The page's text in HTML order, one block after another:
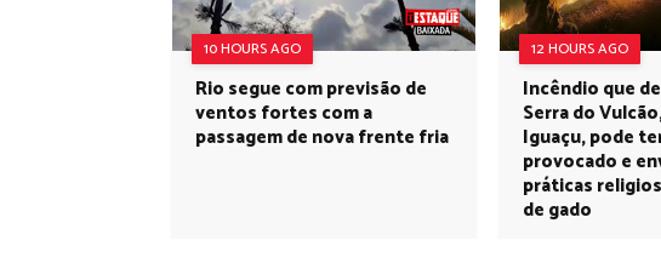
10 HOURS AGO
Rio segue com previsão de
ventos fortes com a
passagem de nova frente fria
12 HOURS AGO
Incêndio que
Serra do
Iguaçu, pode
provocado e
práticas
de gado